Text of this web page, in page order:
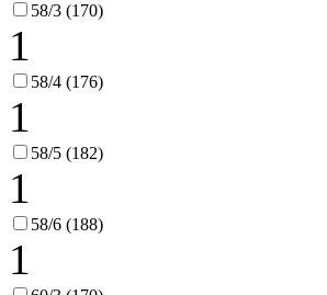
58/3 (170)
1
58/4 (176)
1
58/5 (182)
1
58/6 (188)
1